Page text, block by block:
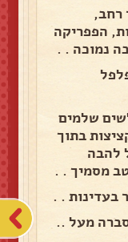
רחב,
הפפריקה
שלמים
בתוך
להבה
בעדינות . .
מעל ..